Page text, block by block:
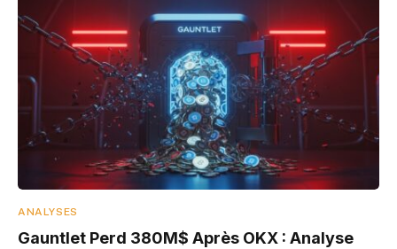
ANALYSES
Gauntlet Perd 380M$ Après OKX : Analyse